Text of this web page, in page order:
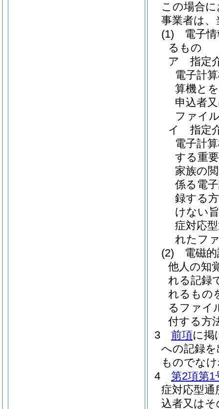
この場合
事業者は
(1)
電子
るもの
ア
指定
電子計
算機と
申込者
ファイ
イ
指定
電子計
する重
家族の
係る電
録する
けない
症対応
れたフ
(2)
電磁
他人の知
れる記録
れるもの
るファイ
付する方
3
前項に掲
への記録
ものでな
4
第2項第1
症対応型通
込者又は